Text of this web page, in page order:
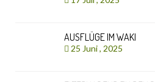
AUSFLÜGE IM WAKI
25 Juni , 2025